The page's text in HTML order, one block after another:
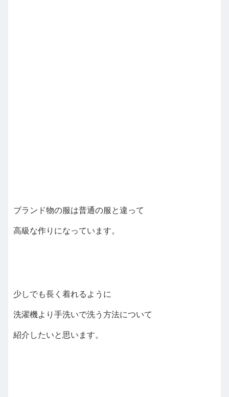
ブランド物の服は普通の服と違って
高級な作りになっています。
少しでも長く着れるように
洗濯機より手洗いで洗う方法について
紹介したいと思います。